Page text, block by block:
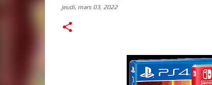
jeudi, mars 03, 2022